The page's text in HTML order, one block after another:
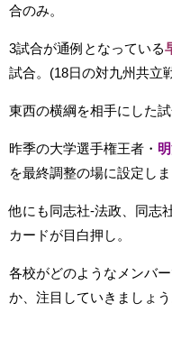
合のみ。
3試合が通例となっている
試合。(18日の対九州共立
東西の横綱を相手にした
昨季の大学選手権王者・
を最終調整の場に設定しま
他にも同志社-法政、同志
カードが目白押し。
各校がどのようなメンバ
か、注目していきましょう